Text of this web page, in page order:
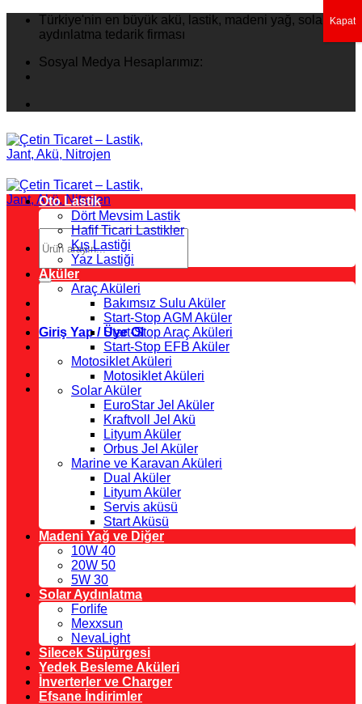
İçeriğeTürkiye'nin en büyük akü, lastik, madeni yağ, solar
aydınlatma tedarik firması
Sosyal Medya Hesaplarımız:
Ara:
Giriş Yap / Üye Ol
Oto Lastik
Dört Mevsim Lastik
Hafif Ticari Lastikler
Kış Lastiği
Yaz Lastiği
Aküler
Araç Aküleri
Bakımsız Sulu Aküler
Start-Stop AGM Aküler
Start-Stop Araç Aküleri
Start-Stop EFB Aküler
Motosiklet Aküleri
Motosiklet Aküleri
Solar Aküler
EuroStar Jel Aküler
Kraftvoll Jel Akü
Lityum Aküler
Orbus Jel Aküler
Marine ve Karavan Aküleri
Dual Aküler
Lityum Aküler
Servis aküsü
Start Aküsü
Madeni Yağ ve Diğer
10W 40
20W 50
5W 30
Solar Aydınlatma
Forlife
Mexxsun
NevaLight
Silecek Süpürgesi
Yedek Besleme Aküleri
İnverterler ve Charger
Efsane İndirimler
Kapat